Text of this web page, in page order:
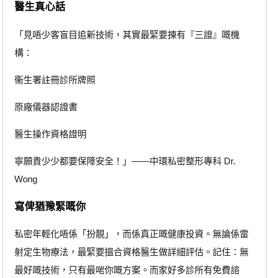
醫生真心話
「見唔少客盲目追新技術，其實最緊要揀有『三證』嘅機
構：
衞生署註冊診所牌照
原廠儀器認證書
醫生操作資格證明
寧願貴少少都要保障安全！」——中環私密整形專科 Dr.
Wong
寫俾猶豫緊嘅你
私密年輕化唔係「扮靚」，而係真正嘅健康投資。無論係雷
射定生物療法，最緊要搵合資格醫生做詳細評估。記住：無
最好嘅技術，只有最啱你嘅方案。而家好多診所有免費諮